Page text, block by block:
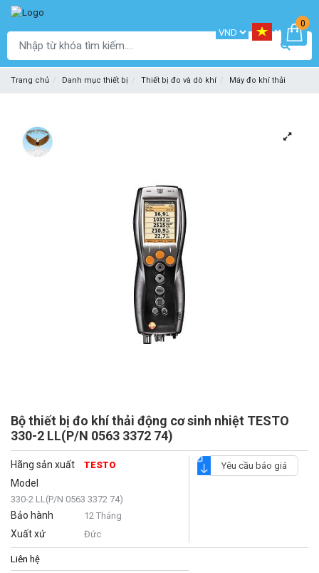
0
Trang chủ Danh mục thiết bị Thiết bị đo và dò khí Máy đo khí thải
Bộ thiết bị đo khí thải động cơ sinh nhiệt TESTO
330-2 LL(P/N 0563 3372 74)
Hãng sản xuất TESTO
Model
330-2 LL(P/N 0563 3372 74)
Bảo hành 12 Tháng
Xuất xứ Đức
Yêu cầu báo giá
Liên hệ